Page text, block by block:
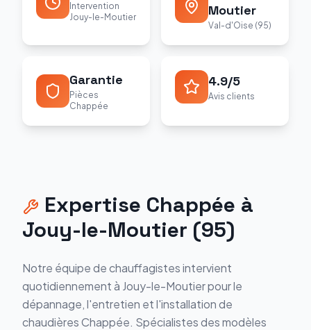
Intervention
Jouy-le-Moutier
Moutier
Val-d'Oise (95)
Garantie
Pièces
Chappée
4.9/5
Avis clients
Expertise Chappée à
Jouy-le-Moutier (95)
Notre équipe de chauffagistes intervient
quotidiennement à Jouy-le-Moutierpour le
dépannage, l'entretien et l'installation de
chaudièresChappée. Spécialistes des modèles